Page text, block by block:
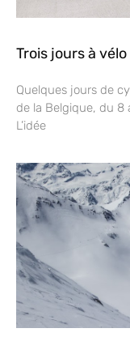
Trois jours à
Quelques jours de
de la Belgique, du 8
L’idée